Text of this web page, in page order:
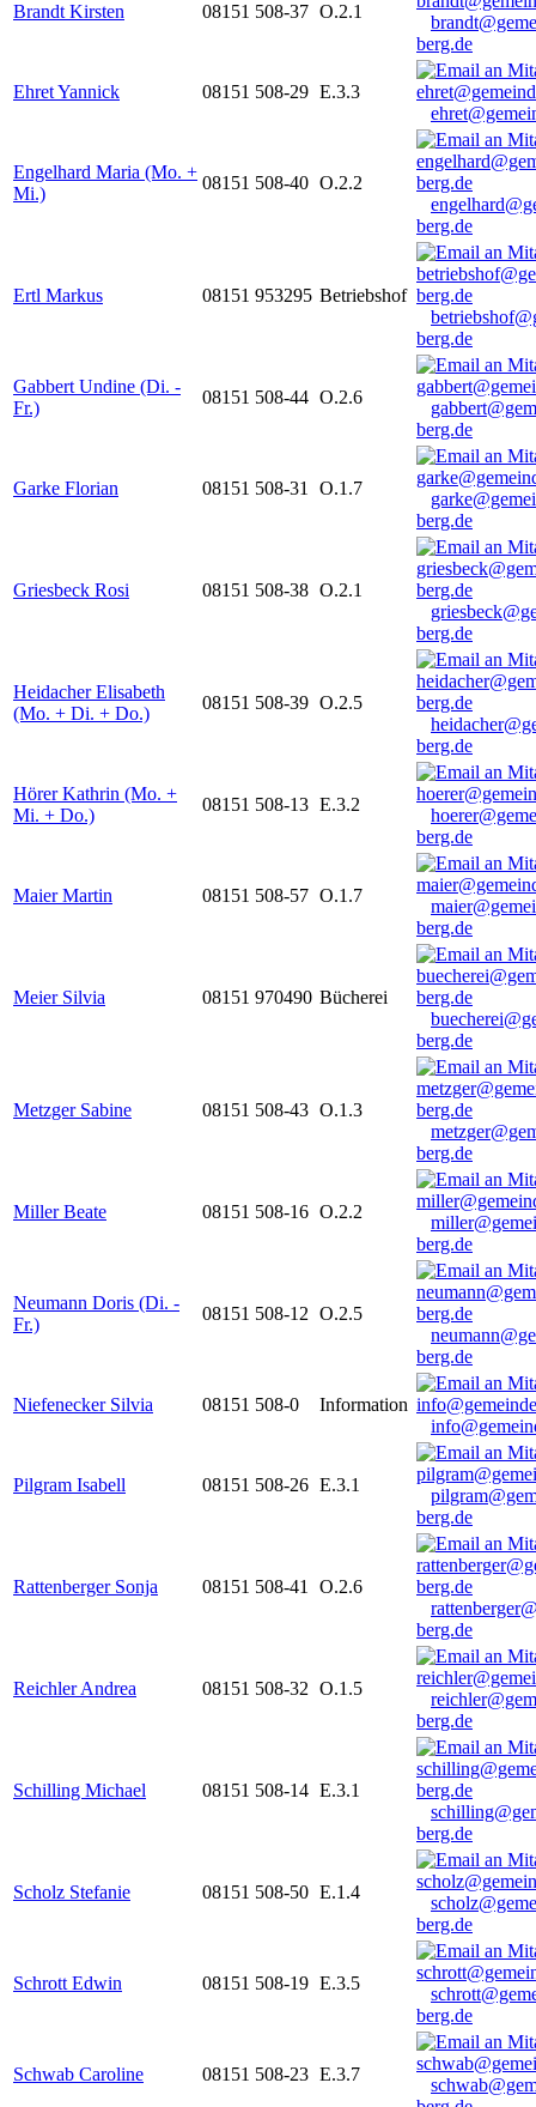
Brandt Kirsten 08151 508-37 O.2.1
berg.de
Ehret Yannick 08151 508-29 E.3.3
Engelhard Maria (Mo. +
Mi.)
08151 508-40 O.2.2
berg.de
Ertl Markus 08151 953295 Betriebshof
berg.de
Gabbert Undine (Di. -
Fr.)
08151 508-44 O.2.6
berg.de
Garke Florian 08151 508-31 O.1.7
berg.de
Griesbeck Rosi 08151 508-38 O.2.1
berg.de
Heidacher Elisabeth
(Mo. + Di. + Do.)
08151 508-39 O.2.5
berg.de
Hörer Kathrin (Mo. +
Mi. + Do.)
08151 508-13 E.3.2
berg.de
Maier Martin 08151 508-57 O.1.7
berg.de
Meier Silvia 08151 970490 Bücherei
berg.de
Metzger Sabine 08151 508-43 O.1.3
berg.de
Miller Beate 08151 508-16 O.2.2
berg.de
Neumann Doris (Di. -
Fr.)
08151 508-12 O.2.5
berg.de
Niefenecker Silvia 08151 508-0
Information
Pilgram Isabell 08151 508-26 E.3.1
berg.de
Rattenberger Sonja 08151 508-41
O.2.6
berg.de
Reichler Andrea 08151 508-32 O.1.5
berg.de
Schilling Michael 08151 508-14 E.3.1
berg.de
Scholz Stefanie 08151 508-50 E.1.4
berg.de
Schrott Edwin 08151 508-19 E.3.5
berg.de
Schwab Caroline 08151 508-23 E.3.7